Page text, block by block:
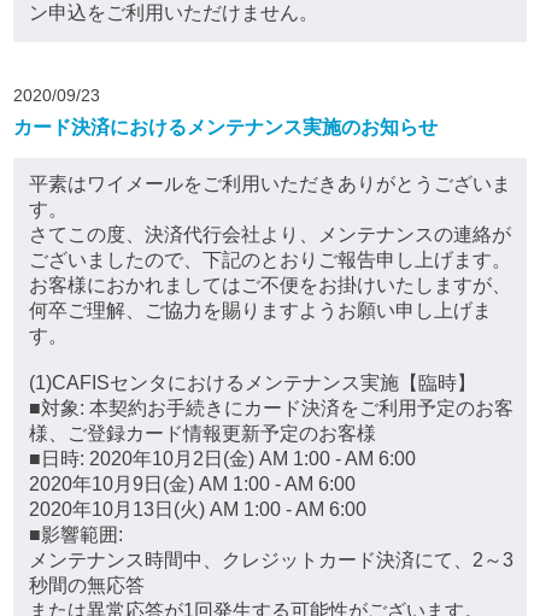
ン申込をご利用いただけません。
2020/09/23
カード決済におけるメンテナンス実施のお知らせ
平素はワイメールをご利用いただきありがとうございま
す。
さてこの度、決済代行会社より、メンテナンスの連絡が
ございましたので、下記のとおりご報告申し上げます。
お客様におかれましてはご不便をお掛けいたしますが、
何卒ご理解、ご協力を賜りますようお願い申し上げま
す。
(1)CAFISセンタにおけるメンテナンス実施【臨時】
■対象: 本契約お手続きにカード決済をご利用予定のお客
様、ご登録カード情報更新予定のお客様
■日時: 2020年10月2日(金) AM 1:00 - AM 6:00
2020年10月9日(金) AM 1:00 - AM 6:00
2020年10月13日(火) AM 1:00 - AM 6:00
■影響範囲:
メンテナンス時間中、クレジットカード決済にて、2～3
秒間の無応答
または異常応答が1回発生する可能性がございます。